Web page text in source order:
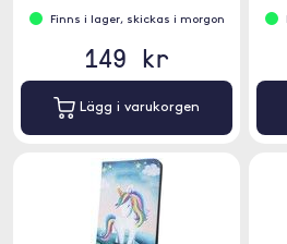
Finns i lager, skickas i morgon
149 kr
Lägg i varukorgen